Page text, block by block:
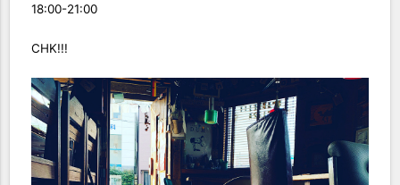
18:00-21:00
CHK!!!